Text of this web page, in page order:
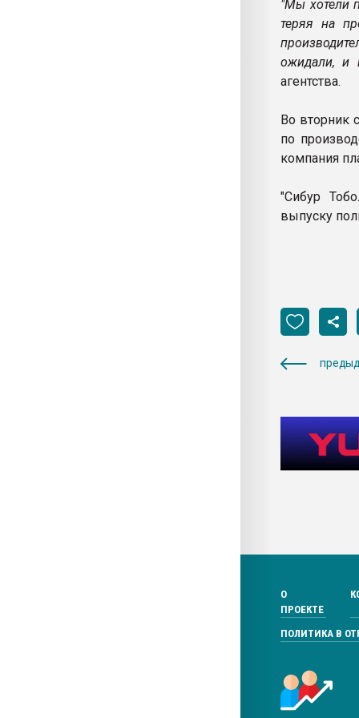
"Мы хотели
теряя на
ожидали, и
агентства.
Во вторник
по
компания
"Сибур
выпуску
О
ПРОЕКТЕ
ПОЛИТИКА В